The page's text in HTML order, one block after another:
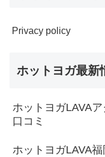
Privacy policy
ホットヨガ最新
ホットヨガLAVA
口コミ
ホットヨガLAVA